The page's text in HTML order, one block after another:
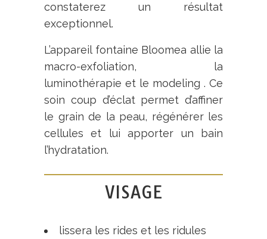
constaterez un résultat
exceptionnel.
L’appareil fontaine Bloomea allie la
macro-exfoliation, la
luminothérapie et le modeling . Ce
soin coup d’éclat permet d’affiner
le grain de la peau, régénérer les
cellules et lui apporter un bain
l’hydratation.
VISAGE
lissera les rides et les ridules